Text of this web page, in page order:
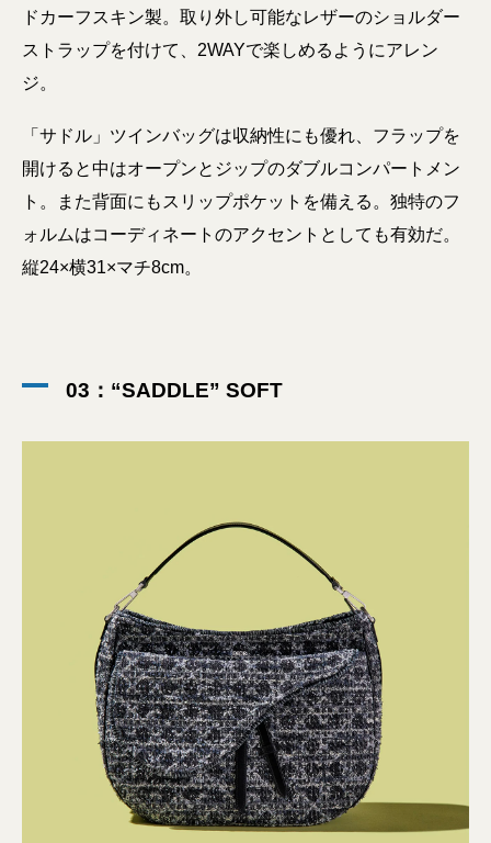
ドカーフスキン製。取り外し可能なレザーのショルダー
ストラップを付けて、2WAYで楽しめるようにアレン
ジ。
「サドル」ツインバッグは収納性にも優れ、フラップを
開けると中はオープンとジップのダブルコンパートメン
ト。また背面にもスリップポケットを備える。独特のフ
ォルムはコーディネートのアクセントとしても有効だ。
縦24×横31×マチ8cm。
03：“SADDLE” SOFT